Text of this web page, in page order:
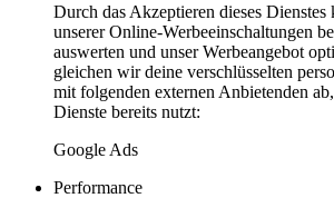
Durch das Akzeptieren dieses
unserer Online-Werbeeinschaltungen
auswerten und unser Werbeangebot
gleichen wir deine verschlüsselten
mit folgenden externen Anbietenden
Dienste bereits nutzt:
Google Ads
Performance